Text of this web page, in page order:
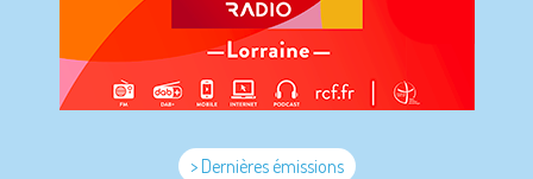
> Dernières émissions